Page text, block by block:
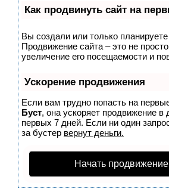
Как продвинуть сайт на
Вы создали или только планируете
Продвижение сайта – это не
увеличение его посещаемости и
Ускорение продвижения
Если вам трудно попасть на
Буст, она ускоряет продвижение
первых 7 дней. Если ни один
за бустер вернут деньги.
Начать продвижение